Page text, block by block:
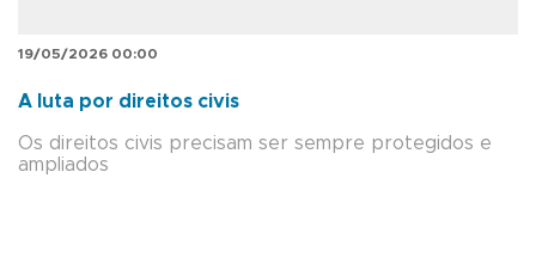
19/05/2026 00:00
A luta por direitos civis
Os direitos civis precisam ser sempre protegidos e
ampliados